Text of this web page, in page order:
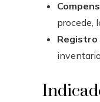
procede,
Registro